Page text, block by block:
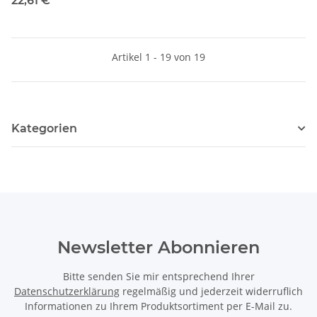
Artikel 1 - 19 von 19
Kategorien
Newsletter Abonnieren
Bitte senden Sie mir entsprechend Ihrer
Datenschutzerklärung regelmäßig und jederzeit widerruflich
Informationen zu Ihrem Produktsortiment per E-Mail zu.